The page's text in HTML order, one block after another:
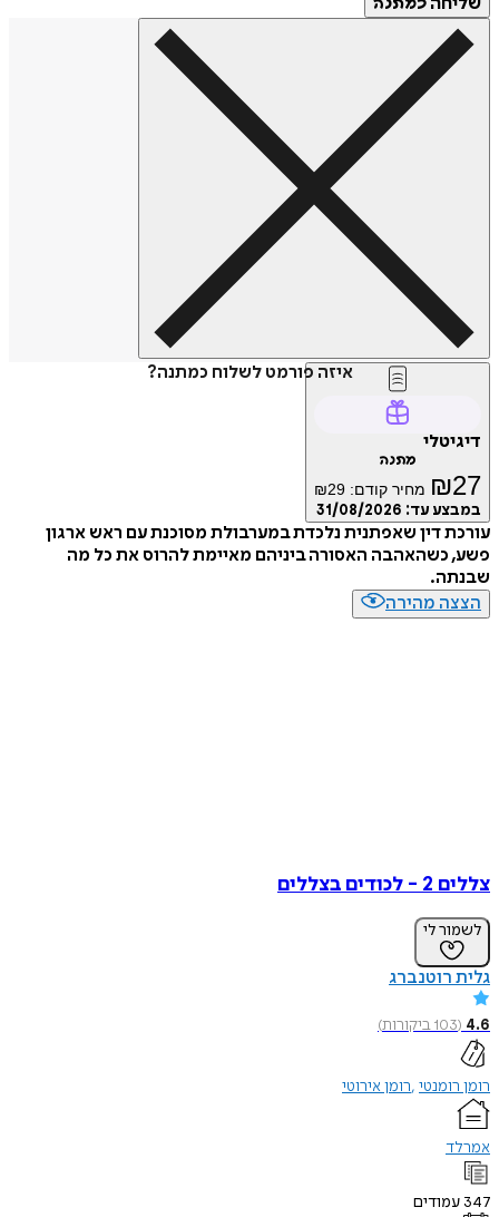
כמתנה
איזה פורמט לשלוח כמתנה?
דיגיטלי
מתנה
₪27 מחיר קודם: ₪29
במבצע עד: 31/08/2026
עורכת דין שאפתנית נלכדת במערבולת מסוכנת עם ראש ארגון
פשע, כשהאהבה האסורה ביניהם מאיימת להרוס את כל מה
שבנתה.
הצצה מהירה
צללים 2 - לכודים בצללים
לשמור לי
גלית רוטנברג
4.6
(
103ביקורות)
רומן רומנטי רומן אירוטי
אמרלד
347 עמודים